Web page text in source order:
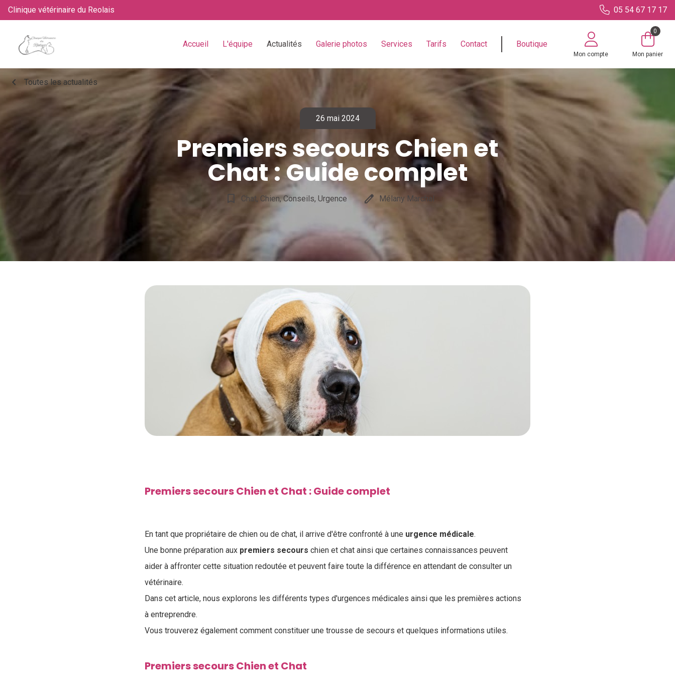
Clinique vétérinaire du Reolais 05 54 67 17 17
Accueil L'équipe Actualités Galerie photos Services Tarifs Contact Boutique
Mon compte
0
Mon panier
chevron_left Toutes les actualités
26 mai 2024
Premiers secours Chien et
Chat : Guide complet
bookmark_border Chat, Chien, Conseils, Urgence edit Mélany Marchal
Premiers secours Chien et Chat : Guide complet
En tant que propriétaire de chien ou de chat, il arrive d'être confronté à une urgence médicale.
Une bonne préparation aux premiers secours chien et chat ainsi que certaines connaissances peuvent
aider à affronter cette situation redoutée et peuvent faire toute la différence en attendant de consulter un
vétérinaire.
Dans cet article, nous explorons les différents types d'urgences médicales ainsi que les premières actions
à entreprendre.
Vous trouverez également comment constituer une trousse de secours et quelques informations utiles.
Premiers secours Chien et Chat